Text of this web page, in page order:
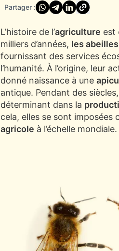
Partager :
L’histoire de l’agriculture est
milliers d’années, les
fournissant des services
l’humanité. À l’origine, leur
donné naissance à une
antique. Pendant des
déterminant dans la
cela, elles se sont imposées
agricole à l’échelle mondiale.